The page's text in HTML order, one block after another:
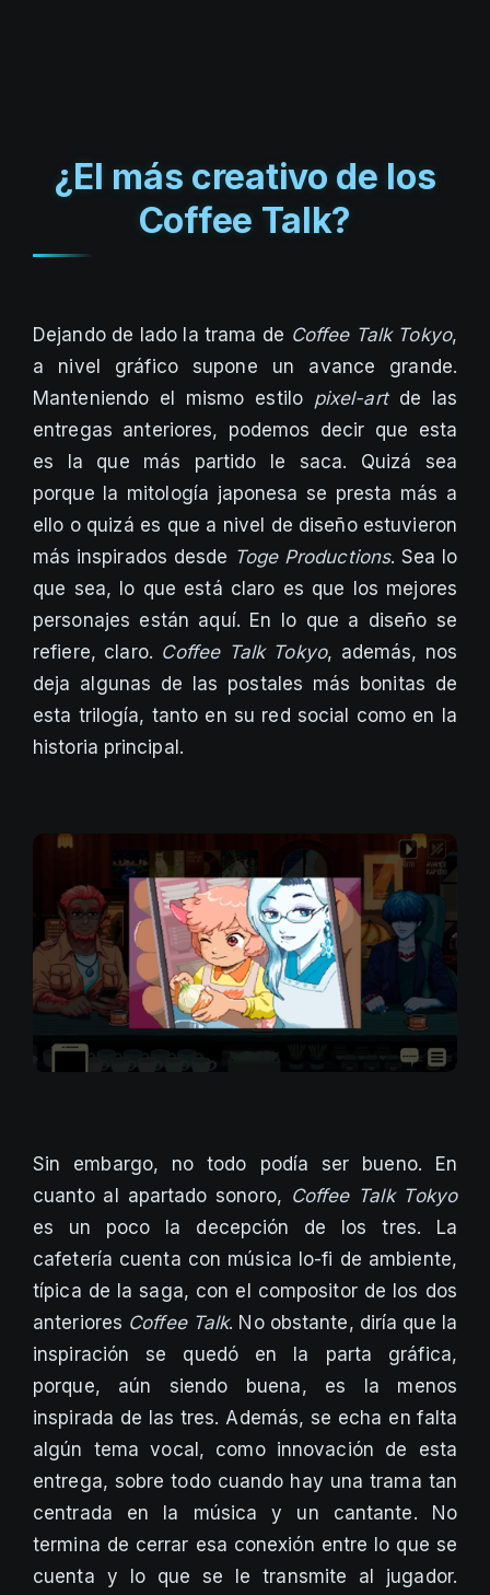
¿El más creativo de los
Coffee Talk?
Dejando de lado la trama de Coffee Talk Tokyo,
a nivel gráfico supone un avance grande.
Manteniendo el mismo estilo pixel-artde las
entregas anteriores, podemos decir que esta
es la que más partido le saca. Quizá sea
porque la mitología japonesa se presta más a
ello o quizá es que a nivel de diseño estuvieron
más inspirados desde Toge Productions. Sea lo
que sea, lo que está claro es que los mejores
personajes están aquí. En lo que a diseño se
refiere, claro. Coffee Talk Tokyo, además, nos
deja algunas de las postales más bonitas de
esta trilogía, tanto en su red social como en la
historia principal.
Sin embargo, no todo podía ser bueno. En
cuanto al apartado sonoro, Coffee Talk Tokyo
es un poco la decepción de los tres. La
cafetería cuenta con música lo-fi de ambiente,
típica de la saga, con el compositor de los dos
anteriores Coffee Talk. No obstante, diría que la
inspiración se quedó en la parta gráfica,
porque, aún siendo buena, es la menos
inspirada de las tres. Además, se echa en falta
algún tema vocal, como innovación de esta
entrega, sobre todo cuando hay una trama tan
centrada en la música y un cantante. No
termina de cerrar esa conexión entre lo que se
cuenta y lo que se le transmite al jugador.